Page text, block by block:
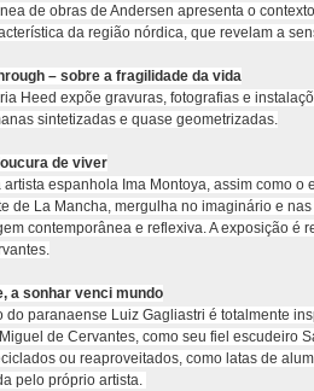
de obras de Andersen apresenta o
da região nórdica, que revelam a
– sobre a fragilidade da vida
Heed expõe gravuras, fotografias e
sintetizadas e quase geometrizadas.
de viver
artista espanhola Ima Montoya, assim como
de La Mancha, mergulha no imaginário e
contemporânea e reflexiva. A exposição é
a sonhar venci mundo
do paranaense Luiz Gagliastri é totalmente
de Cervantes, como seu fiel escudeiro
ou reaproveitados, como latas de
pelo próprio artista.